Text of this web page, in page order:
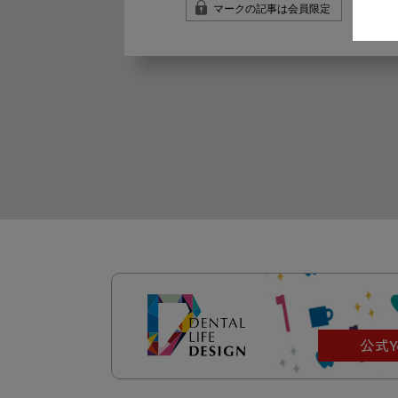
マークの記事は会員限定